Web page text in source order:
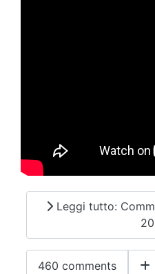
Leggi tutto:
460 comments